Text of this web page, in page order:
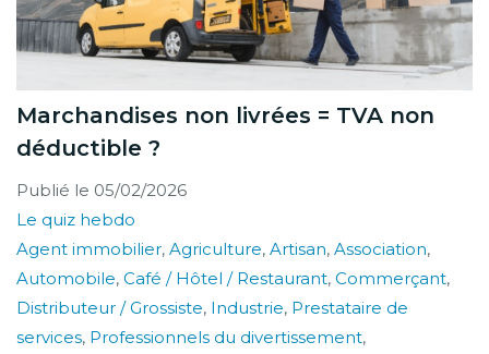
Marchandises non livrées = TVA non
déductible ?
Publié le 05/02/2026
Le quiz hebdo
Agent immobilier, Agriculture, Artisan, Association,
Automobile, Café / Hôtel / Restaurant, Commerçant,
Distributeur / Grossiste, Industrie, Prestataire de
services, Professionnels du divertissement,